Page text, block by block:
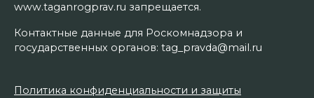
www.taganrogprav.ru запрещается.
Контактные данные для Роскомнадзора и
государственных органов: tag_pravda@mail.ru
Политика конфиденциальности и защиты